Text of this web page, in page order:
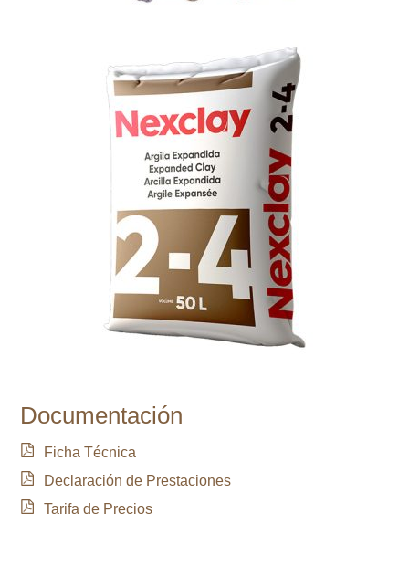
Documentación
Ficha Técnica
Declaración de Prestaciones
Tarifa de Precios